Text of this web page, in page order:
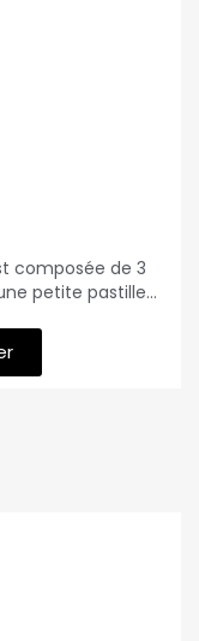
composée de 3
petite pastille